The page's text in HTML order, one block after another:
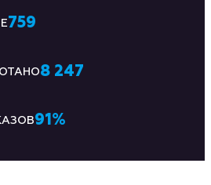
759
8 247
91 %